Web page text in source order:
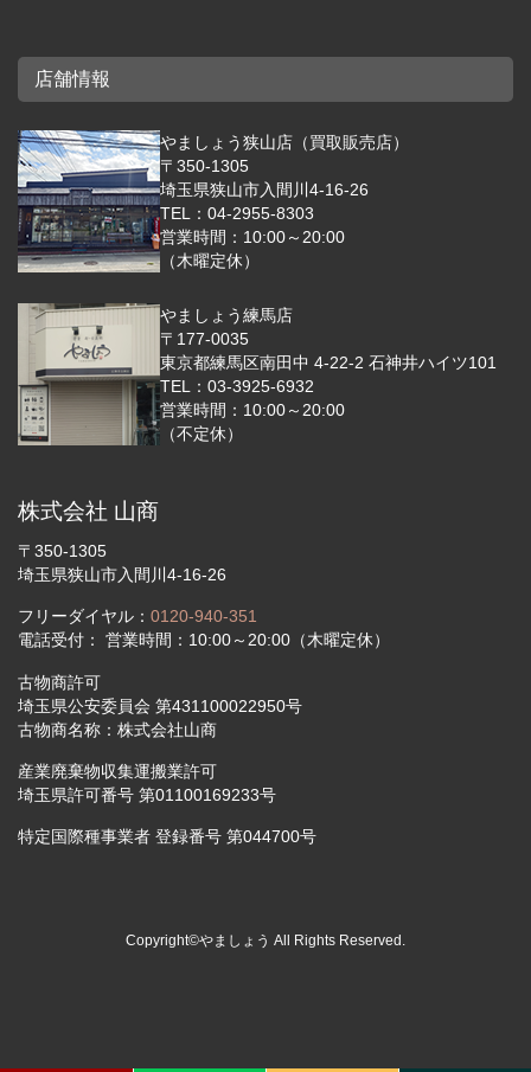
店舗情報
やましょう狭山店（買取販売店）
〒350-1305
埼玉県狭山市入間川4-16-26
TEL：04-2955-8303
営業時間：10:00～20:00
（木曜定休）
やましょう練馬店
〒177-0035
東京都練馬区南田中 4-22-2 石神井ハイツ101
TEL：03-3925-6932
営業時間：10:00～20:00
（不定休）
株式会社 山商
〒350-1305
埼玉県狭山市入間川4-16-26
フリーダイヤル： 0120-940-351
電話受付： 営業時間：10:00～20:00（木曜定休）
古物商許可
埼玉県公安委員会 第431100022950号
古物商名称：株式会社山商
産業廃棄物収集運搬業許可
埼玉県許可番号 第01100169233号
特定国際種事業者 登録番号 第044700号
Copyright©やましょう All Rights Reserved.